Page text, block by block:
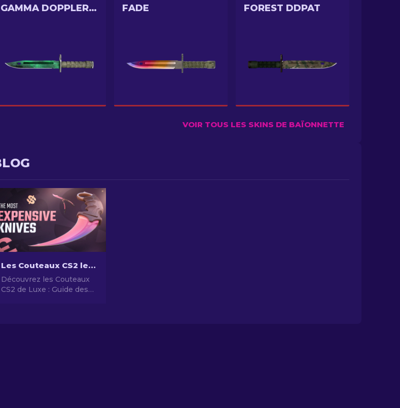
GAMMA DOPPLER PHASE 2 FADE FOREST DDPAT
VOIR TOUS LES SKINS DE BAÏONNETTE
Les Couteaux CS2 les Plus Chers [2026]
Découvrez les Couteaux
CS2 de Luxe : Guide des